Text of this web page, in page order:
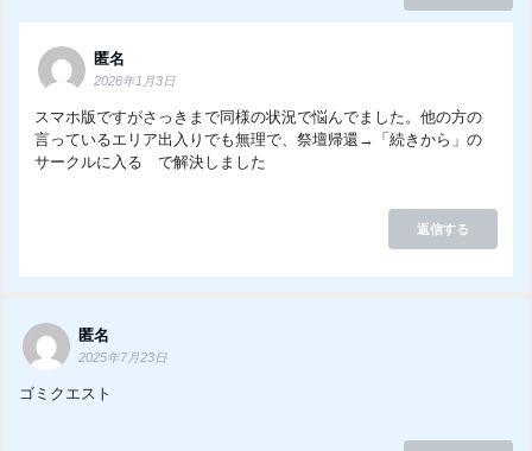
匿名
2026年1月3日
スマホ版ですがさっきまで同様の状況で悩んでました。他の方の
言っているエリア出入りでも無理で、祭壇帰還→「続きから」の
サークルに入る で解決しました
返信する
匿名
2025年7月23日
ゴミクエスト